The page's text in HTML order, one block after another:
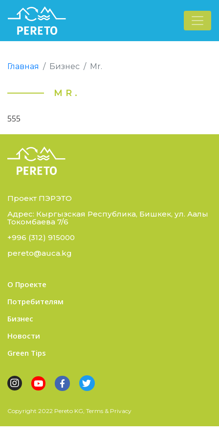
Главная Бизнес Mr.
MR.
555
Проект ПЭРЭТО
Адрес: Кыргызская Республика, Бишкек, ул. Аалы
Токомбаева 7/6
+996 (312) 915000
pereto@auca.kg
О Проекте
Потребителям
Бизнес
Новости
Green Tips
Copyright 2022 Pereto KG, Terms & Privacy